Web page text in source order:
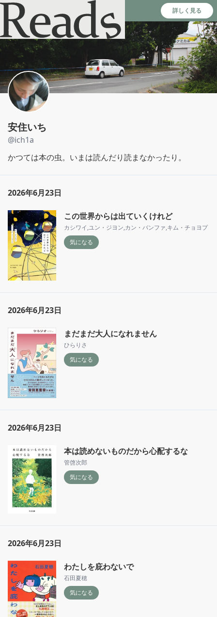
Reads - 読書のSNS＆記録アプリ 詳しく見る
安住いち
@ich1a
かつては本の虫。いまは読んだり読まなかったり。
2026年6月23日
この世界からは出ていくけれど
カシワイ,ユン・ジヨン,カン・バンファ,キム・チョヨプ
気になる
2026年6月23日
まだまだ大人になれません
ひらりさ
気になる
2026年6月23日
本は読めないものだから心配するな
管啓次郎
気になる
2026年6月23日
わたしを庇わないで
石田夏穂
気になる